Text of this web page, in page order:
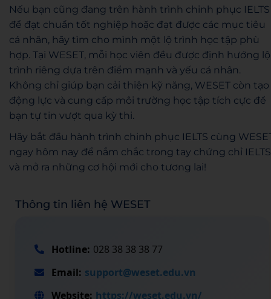
Nếu bạn cũng đang trên hành trình chinh phục IELTS
để đạt chuẩn tốt nghiệp hoặc đạt được các mục tiêu
cá nhân, hãy tìm cho mình một lộ trình học tập phù
hợp. Tại WESET, mỗi học viên đều được định hướng lộ
trình riêng dựa trên điểm mạnh và yếu cá nhân.
Không chỉ giúp bạn cải thiện kỹ năng, WESET còn tạo
động lực và cung cấp môi trường học tập tích cực để
bạn tự tin vượt qua kỳ thi.
Hãy bắt đầu hành trình chinh phục IELTS cùng
ngay hôm nay để nắm chắc trong tay chứng chỉ IELTS
và mở ra những cơ hội mới cho tương lai!
Thông tin liên hệ WESET
Hotline: 028 38 38 38 77
Email: support@weset.edu.vn
Website: https://weset.edu.vn/